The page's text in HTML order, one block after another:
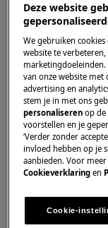
1. Controleer
schoon en
Informatie
in de
2. Verwijder
borden
vaatwasser
3. Veeg
de
Deze website
We gebruiken
website te
van onze website met
advertising en
stem je in met ons
personaliseren op
voorstellen en je
‘Verder zonder
invloed hebben op je
aanbieden. Voor
Cookieverklaring en
Cookie-